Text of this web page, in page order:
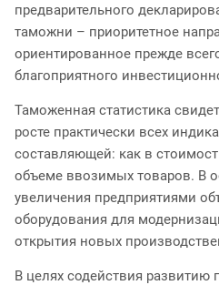
предварительного
таможни – приоритетное
ориентированное прежде
благоприятного
Таможенная статистика
росте практически всех
составляющей: как в
объеме ввозимых товаров. В
увеличения предприятиями
оборудования для
открытия новых
В целях содействия